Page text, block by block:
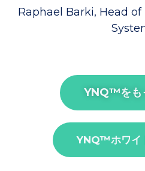
Raphael Barki, Head
YNQ™︎をも
YNQ™︎ホワイ